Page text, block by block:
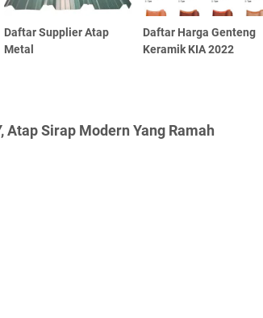
Daftar Supplier Atap
Metal
Daftar Harga Genteng
Keramik KIA 2022
Atap Sirap Modern Yang Ramah